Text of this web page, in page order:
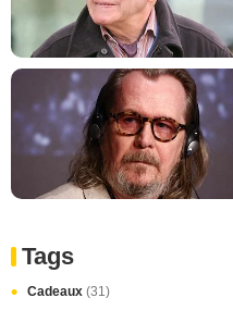
Tags
Cadeaux (31)